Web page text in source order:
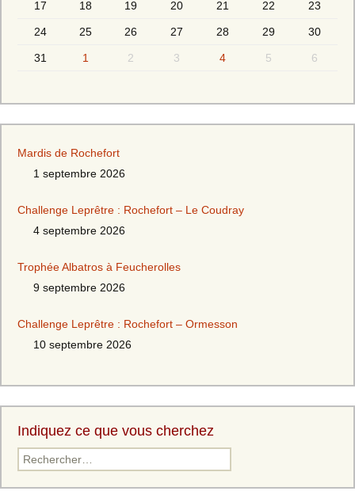
17 18 19 20 21 22 23
24 25 26 27 28 29 30
31 1 2 3 4 5 6
Mardis de Rochefort
1 septembre 2026
Challenge Leprêtre : Rochefort – Le Coudray
4 septembre 2026
Trophée Albatros à Feucherolles
9 septembre 2026
Challenge Leprêtre : Rochefort – Ormesson
10 septembre 2026
Indiquez ce que vous cherchez
Rechercher :